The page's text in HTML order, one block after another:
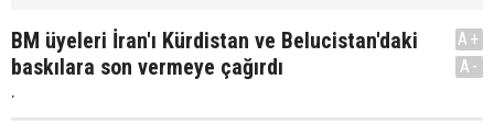
BM üyeleri İran'ı Kürdistan ve Belucistan'daki
baskılara son vermeye çağırdı
.
A+
A-